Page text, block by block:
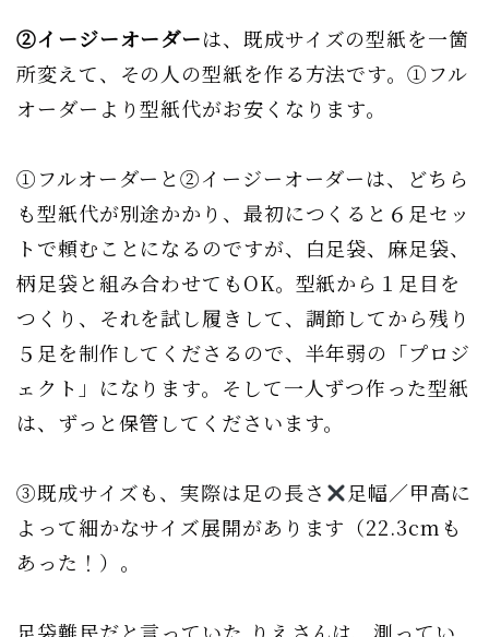
②イージーオーダーは、既成サイズの型紙を一箇
所変えて、その人の型紙を作る方法です。①フル
オーダーより型紙代がお安くなります。
①フルオーダーと②イージーオーダーは、どちら
も型紙代が別途かかり、最初につくると６足セッ
トで頼むことになるのですが、白足袋、麻足袋、
柄足袋と組み合わせてもOK。型紙から１足目を
つくり、それを試し履きして、調節してから残り
５足を制作してくださるので、半年弱の「プロジ
ェクト」になります。そして一人ずつ作った型紙
は、ずっと保管してくださいます。
③既成サイズも、実際は足の長さ
足幅／甲高に
よって細かなサイズ展開があります（22.3cmも
あった！）。